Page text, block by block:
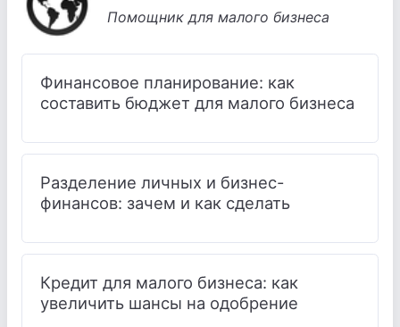
Помощник для малого бизнеса
Финансовое планирование: как
составить бюджет для малого бизнеса
Разделение личных и бизнес-
финансов: зачем и как сделать
Кредит для малого бизнеса: как
увеличить шансы на одобрение